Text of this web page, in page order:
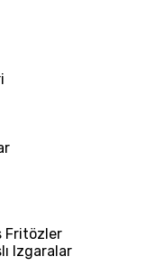
Fritözler
Izgaralar